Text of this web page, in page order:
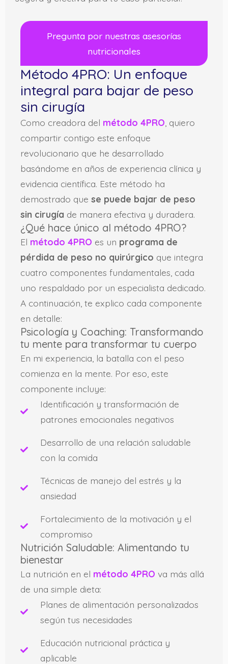
Pregunta por nuestras asesorías
nutricionales
Método 4PRO: Un enfoque
integral para bajar de peso
sin cirugía
Como creadora del método 4PRO , quiero
compartir contigo este enfoque
revolucionario que he desarrollado
basándome en años de experiencia clínica y
evidencia científica. Este método ha
demostrado que se puede bajar de peso
sin cirugía de manera efectiva y duradera.
¿Qué hace único al método 4PRO?
El método 4PRO es un programa de
pérdida de peso no quirúrgico que integra
cuatro componentes fundamentales, cada
uno respaldado por un especialista dedicado.
A continuación, te explico cada componente
en detalle:
Psicología y Coaching: Transformando
tu mente para transformar tu cuerpo
En mi experiencia, la batalla con el peso
comienza en la mente. Por eso, este
componente incluye:
Identificación y transformación de
patrones emocionales negativos
Desarrollo de una relación saludable
con la comida
Técnicas de manejo del estrés y la
ansiedad
Fortalecimiento de la motivación y el
compromiso
Nutrición Saludable: Alimentando tu
bienestar
La nutrición en el método 4PRO va más allá
de una simple dieta:
Planes de alimentación personalizados
según tus necesidades
Educación nutricional práctica y
aplicable